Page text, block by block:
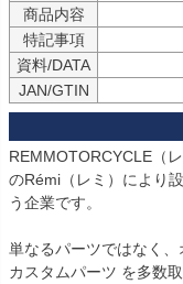
商品内容
特記事項
資料/DATA
JAN/GTIN
REMMOTORCYCLE（
のRémi（レミ）により
う企業です。
単なるパーツではなく
カスタムパーツ を多数